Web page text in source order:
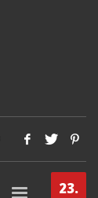
23.